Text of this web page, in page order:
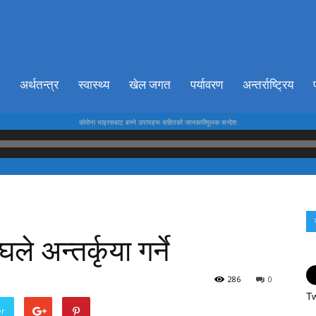
अर्थतन्त्र स्वास्थ्य खेल जगत पर्यावरण अन्तर्राष्ट्रिय
काेराेना भाइरसबाट बच्ने उपायहरू सहितकाे जानकारीमूलक सन्देश
अन्तर्कृया गर्ने
0
286